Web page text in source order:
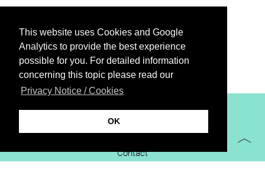
This website uses Cookies and Google
Analytics to provide the best experience
possible for you. For detailed information
concerning this topic please read our
Privacy Notice / Cookies
OK
XiBIT Infoguide 2021
Contact